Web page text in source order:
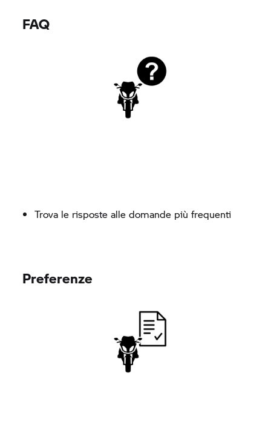
FAQ
Trova le risposte alle domande più frequenti
Preferenze